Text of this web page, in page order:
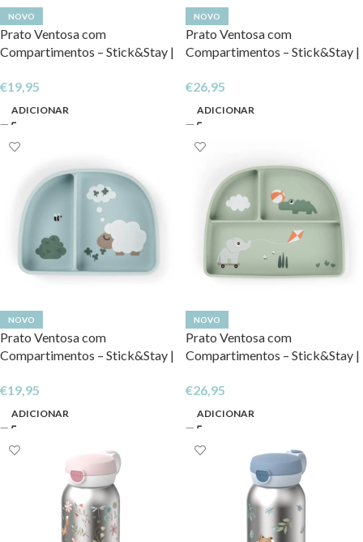
NOVO
Prato Ventosa com
Compartimentos – Stick&Stay |
€19,95
ADICIONAR
NOVO
Prato Ventosa com
Compartimentos – Stick&Stay |
€26,95
ADICIONAR
NOVO
Prato Ventosa com
Compartimentos – Stick&Stay |
€19,95
ADICIONAR
NOVO
Prato Ventosa com
Compartimentos – Stick&Stay |
€26,95
ADICIONAR